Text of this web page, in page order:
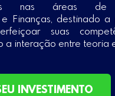
nas áreas de
Finanças, destinado a
suas
a interação entre teoria
INVESTIMENTO